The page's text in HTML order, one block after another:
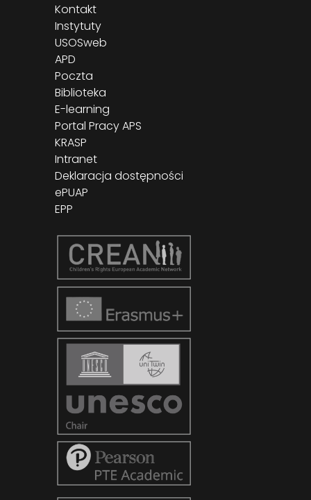
Kontakt
Instytuty
USOSweb
APD
Poczta
Biblioteka
E-learning
Portal Pracy APS
KRASP
Intranet
Deklaracja dostępności
ePUAP
EPP